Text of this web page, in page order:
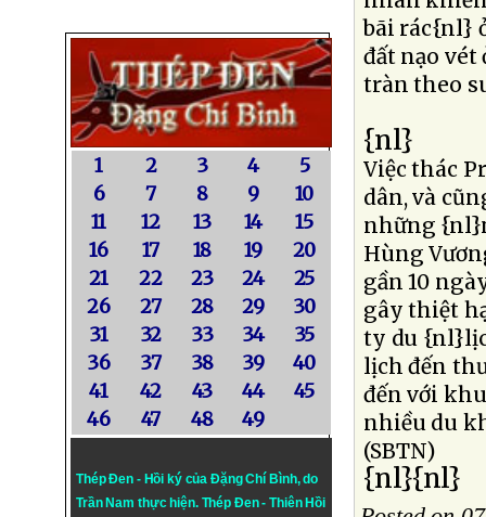
1 2 3 4
5
6
7 8 9
10
11
12 13 14
15
16
17 18 19
20
21
22 23 24
25
26
27 28 29
30
31
32 33 34
35
36
37 38 39
40
41
42 43 44
45
46
47 48 49
Thép Đen - Hồi ký của Đặng Chí Bình, do
Trần Nam thực hiện. Thép Đen- Thiên Hồi
bãi rác{nl}
đất nạo
tràn theo
{nl}
Việc thác
dân, và
những
Hùng
gần 10
gây thiệt
ty du
lịch đến
đến với
nhiều du
(SBTN)
{nl}{nl}